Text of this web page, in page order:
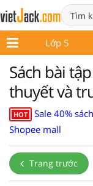
4 Lớp 5
Sách bài
thuyết và
HOT
Sale 40%
Shopee mall
Trang trước